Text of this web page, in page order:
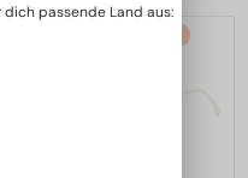
passende Land aus: